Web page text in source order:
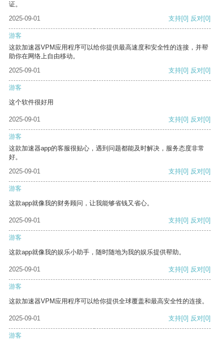
证。
2025-09-01
支持[0] 反对[0]
游客
这款加速器VPM应用程序可以给你提供最高速度和安全性的连接，并帮
助你在网络上自由移动。
2025-09-01
支持[0] 反对[0]
游客
这个软件很好用
2025-09-01 支持[0] 反对[0]
游客
这款加速器app的客服很贴心，遇到问题都能及时解决，服务态度非常
好。
2025-09-01
支持[0] 反对[0]
游客
这款app就像我的财务顾问，让我能够省钱又省心。
2025-09-01 支持[0] 反对[0]
游客
这款app就像我的娱乐小助手，随时随地为我的娱乐提供帮助。
2025-09-01 支持[0] 反对[0]
游客
这款加速器VPM应用程序可以给你提供全球覆盖和最高安全性的连接。
2025-09-01 支持[0] 反对[0]
游客